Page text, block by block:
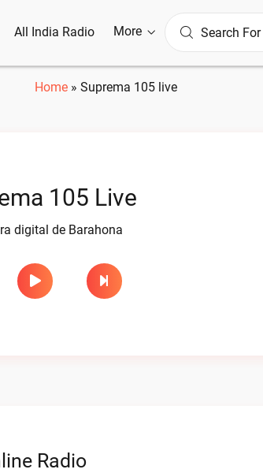
All India Radio More
Home» Suprema 105 live
105 Live
digital de Barahona
Radio